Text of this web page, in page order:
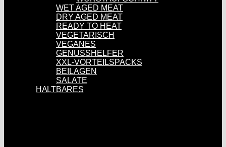
WET AGED MEAT
DRY AGED MEAT
READY TO HEAT
VEGETARISCH
VEGANES
GENUSSHELFER
XXL-VORTEILSPACKS
BEILAGEN
SALATE
HALTBARES